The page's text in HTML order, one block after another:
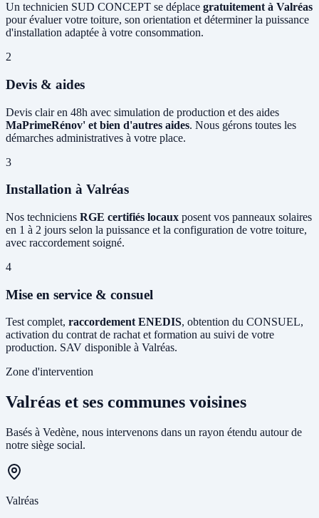
Un technicien SUD CONCEPT se déplace gratuitement à Valréas
pour évaluer votre toiture, son orientation et déterminer la puissance
d'installation adaptée à votre consommation.
2
Devis & aides
Devis clair en 48h avec simulation de production et des aides
MaPrimeRénov' et bien d'autres aides. Nous gérons toutes les
démarches administratives à votre place.
3
Installation à Valréas
Nos techniciens RGE certifiés locaux posent vos panneaux solaires
en 1 à 2 jours selon la puissance et la configuration de votre toiture,
avec raccordement soigné.
4
Mise en service & consuel
Test complet, raccordement ENEDIS, obtention du CONSUEL,
activation du contrat de rachat et formation au suivi de votre
production. SAV disponible à Valréas.
Zone d'intervention
Valréas et ses communes voisines
Basés à Vedène, nous intervenons dans un rayon étendu autour de
notre siège social.
Valréas